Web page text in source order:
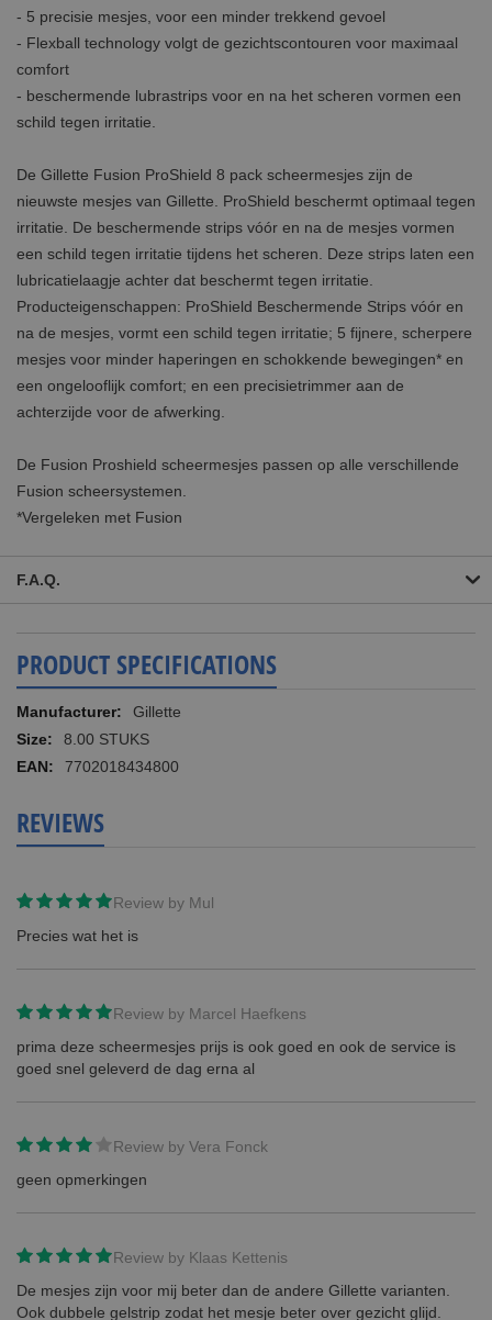
- 5 precisie mesjes, voor een minder trekkend gevoel
- Flexball technology volgt de gezichtscontouren voor maximaal
comfort
- beschermende lubrastrips voor en na het scheren vormen een
schild tegen irritatie.
De Gillette Fusion ProShield 8 pack scheermesjes zijn de
nieuwste mesjes van Gillette. ProShield beschermt optimaal tegen
irritatie. De beschermende strips vóór en na de mesjes vormen
een schild tegen irritatie tijdens het scheren. Deze strips laten een
lubricatielaagje achter dat beschermt tegen irritatie.
Producteigenschappen: ProShield Beschermende Strips vóór en
na de mesjes, vormt een schild tegen irritatie; 5 fijnere, scherpere
mesjes voor minder haperingen en schokkende bewegingen* en
een ongelooflijk comfort; en een precisietrimmer aan de
achterzijde voor de afwerking.
De Fusion Proshield scheermesjes passen op alle verschillende
Fusion scheersystemen.
*Vergeleken met Fusion
F.A.Q.
PRODUCT SPECIFICATIONS
More
Information
Gillette
8.00 STUKS
7702018434800
REVIEWS
Review by Mul
Precies wat het is
Review by Marcel Haefkens
prima deze scheermesjes prijs is ook goed en ook de service is
goed snel geleverd de dag erna al
Review by Vera Fonck
geen opmerkingen
Review by Klaas Kettenis
De mesjes zijn voor mij beter dan de andere Gillette varianten.
Ook dubbele gelstrip zodat het mesje beter over gezicht glijd.